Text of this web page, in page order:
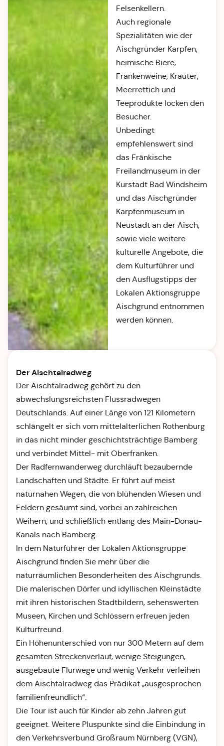
Felsenkellern.
Auch regionale
Spezialitäten wie der
Aischgründer Karpfen,
heimische Biere,
Frankenweine, Kräuter,
Meerrettich und
Teeprodukte locken den
Besucher.
Unbedingt
empfehlenswert sind
das Fränkische
Freilandmuseum in der
Kurstadt Bad Windsheim
und das Aischgründer
Karpfenmuseum in
Neustadt an der Aisch,
sowie viele weitere
kulturelle Angebote, die
dem Kulturführer und
den Ausflugstipps der
Lokalen Aktionsgruppe
Aischgrund entnommen
werden können.
Der Aischtalradweg
Der Aischtalradweg gehört zu den
abwechslungsreichsten Flussradwegen
Deutschlands. Auf einer Länge von 121 Kilometern
schlängelt er sich vom mittelalterlichen Rothenburg
in das nicht minder geschichtsträchtige Bamberg
und verbindet Mittel- mit Oberfranken.
Der Radfernwanderweg durchläuft bezaubernde
Landschaften und Städte. Er führt auf meist
naturnahen Wegen, die von blühenden Wiesen und
Feldern gesäumt sind, vorbei an zahlreichen
Weihern, und schließlich entlang des Main-Donau-
Kanals nach Bamberg.
In dem Naturführer der Lokalen Aktionsgruppe
Aischgrund finden Sie mehr über die
naturräumlichen Besonderheiten des Aischgrunds.
Die malerischen Dörfer und idyllischen Kleinstädte
mit ihren historischen Stadtbildern, sehenswerten
Museen, Kirchen und Schlössern erfreuen jeden
Kulturfreund.
Ein Höhenunterschied von nur 300 Metern auf dem
gesamten Streckenverlauf, wenige Steigungen,
ausgebaute Flurwege und wenig Verkehr verleihen
dem Aischtalradweg das Prädikat „ausgesprochen
familienfreundlich“.
Die Tour ist auch für Kinder ab zehn Jahren gut
geeignet. Weitere Pluspunkte sind die Einbindung in
den Verkehrsverbund Großraum Nürnberg (VGN),